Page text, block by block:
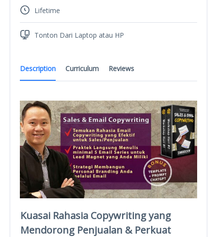
Description Curriculum Reviews
Kuasai Rahasia Copywritingyang
Mendorong Penjualan & Perkuat
Lifetime
Tonton Dari Laptop atau HP